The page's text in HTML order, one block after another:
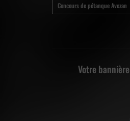
Concours de pétanque Avezan
Votre